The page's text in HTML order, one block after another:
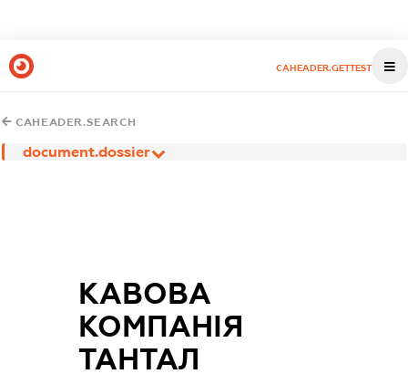
CAHEADER.GETTEST
CAHEADER.SEARCH
document.dossier
КАВОВА
КОМПАНІЯ
ТАНТАЛ